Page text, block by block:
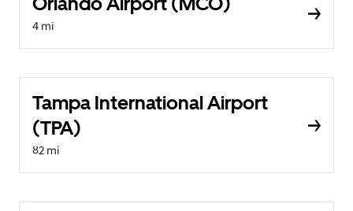
4 mi
Tampa International Airport
(TPA)
82 mi